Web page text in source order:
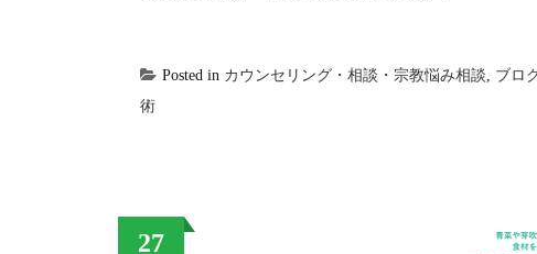
Posted in カウンセリング・相談・宗教悩み相談, ブロ
術
27